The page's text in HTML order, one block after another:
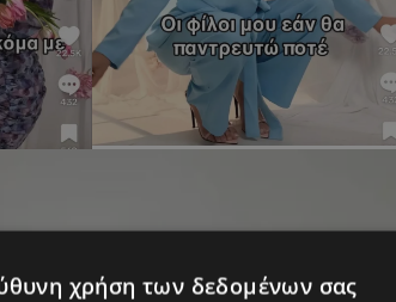
χρήση των δεδομένων σας